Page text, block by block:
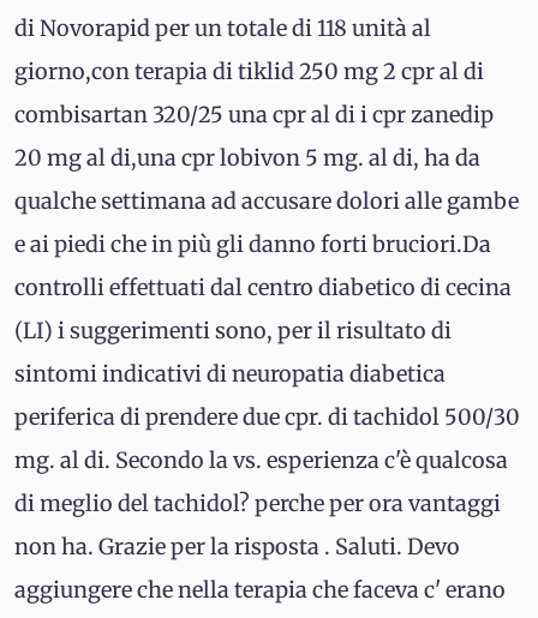
di Novorapid per un totale di 118 unità al
giorno,con terapia di tiklid 250 mg 2 cpr al di
combisartan 320/25 una cpr al di i cpr zanedip
20 mg al di,una cpr lobivon 5 mg. al di, ha da
qualche settimana ad accusare dolori alle gambe
e ai piedi che in più gli danno forti bruciori.Da
controlli effettuati dal centro diabetico di cecina
(LI) i suggerimenti sono, per il risultato di
sintomi indicativi di neuropatia diabetica
periferica di prendere due cpr. di tachidol 500/30
mg. al di. Secondo la vs. esperienza c'è qualcosa
di meglio del tachidol? perche per ora vantaggi
non ha. Grazie per la risposta . Saluti. Devo
aggiungere che nella terapia che faceva c' erano